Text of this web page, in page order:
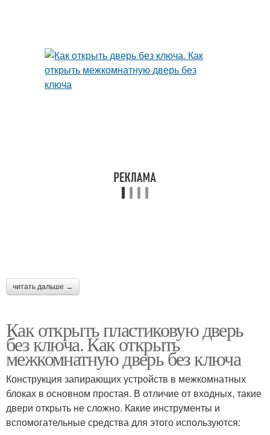
читать дальше →
Как открыть пластиковую дверь
без ключа. Как открыть
межкомнатную дверь без ключа
Конструкция запирающих устройств в межкомнатных
блоках в основном простая. В отличие от входных, такие
двери открыть не сложно. Какие инструменты и
вспомогательные средства для этого используются: